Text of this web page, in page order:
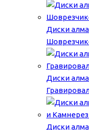
Диски
Диски
Диски